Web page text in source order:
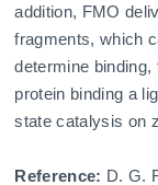
addition, FMO
fragments, which
determine
protein binding a
state catalysis on
Reference: D. G.